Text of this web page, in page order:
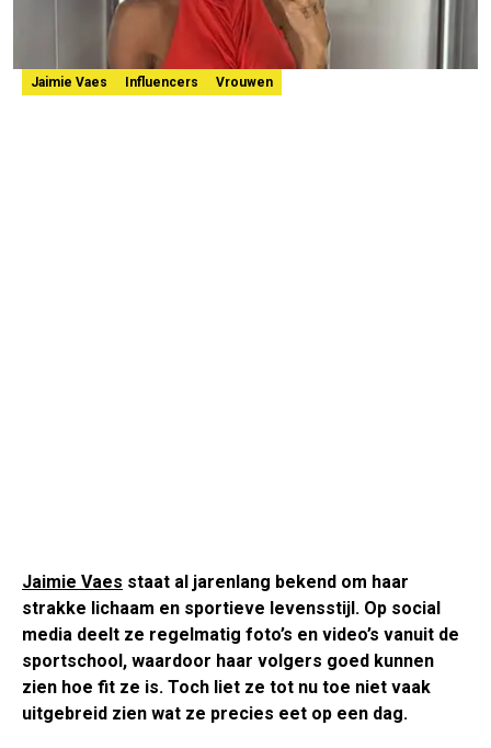
Jaimie Vaes Influencers Vrouwen
Jaimie Vaes staat al jarenlang bekend om haar
strakke lichaam en sportieve levensstijl. Op social
media deelt ze regelmatig foto’s en video’s vanuit de
sportschool, waardoor haar volgers goed kunnen
zien hoe fit ze is. Toch liet ze tot nu toe niet vaak
uitgebreid zien wat ze precies eet op een dag.